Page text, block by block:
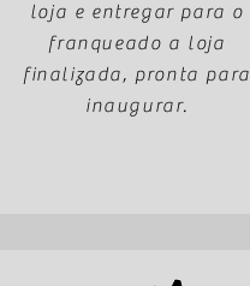
loja e entregar para o
franqueado a loja
finalizada, pronta para
inaugurar.